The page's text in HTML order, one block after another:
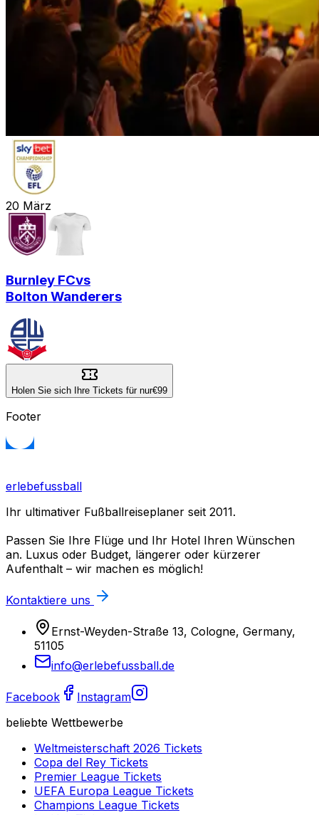
20 März
Burnley FCvs
Bolton Wanderers
Holen Sie sich Ihre Tickets für nur€99
Footer
erlebefussball
Ihr ultimativer Fußballreiseplaner seit 2011.
Passen Sie Ihre Flüge und Ihr Hotel Ihren Wünschen
an. Luxus oder Budget, längerer oder kürzerer
Aufenthalt – wir machen es möglich!
Kontaktiere uns
Ernst-Weyden-Straße 13, Cologne, Germany,
51105
info@erlebefussball.de
Facebook
Instagram
beliebte Wettbewerbe
Weltmeisterschaft 2026 Tickets
Copa del Rey Tickets
Premier League Tickets
UEFA Europa League Tickets
Champions League Tickets